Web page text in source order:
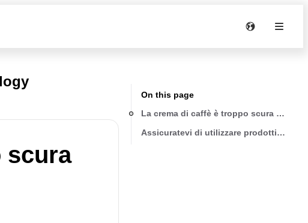
scura
On this page
La crema di caffè è troppo scura (esce
Assicuratevi di utilizzare prodotti